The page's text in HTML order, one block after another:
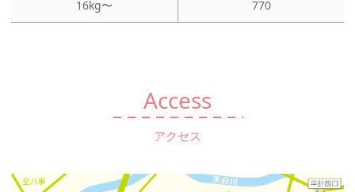
16kg〜 770
Access
アクセス